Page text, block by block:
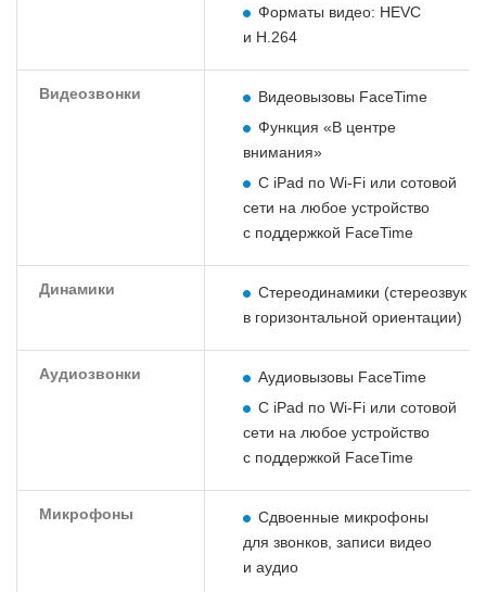
Форматы видео: HEVC
и H.264
Видеозвонки
Видеовызовы FaceTime
Функция «В центре
внимания»
С iPad по Wi‑Fi или сотовой
сети на любое устройство
с поддержкой FaceTime
Динамики
Стереодинамики (стереозвук
в горизонтальной ориентации)
Аудиозвонки
Аудиовызовы FaceTime
С iPad по Wi‑Fi или сотовой
сети на любое устройство
с поддержкой FaceTime
Микрофоны
Сдвоенные микрофоны
для звонков, записи видео
и аудио